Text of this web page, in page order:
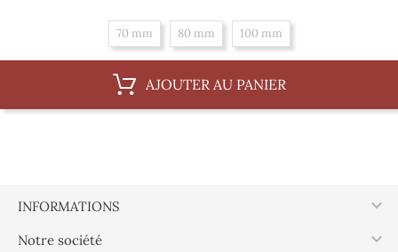
70 mm 80 mm 100 mm
AJOUTER AU PANIER
INFORMATIONS 
Notre société 